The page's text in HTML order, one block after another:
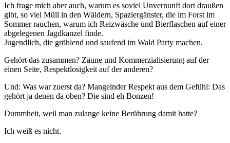
Ich frage mich aber auch, warum es soviel Unvernunft dort draußen
gibt, so viel Müll in den Wäldern, Spaziergänster, die im Forst im
Sommer rauchen, warum ich Reizwäsche und Bierflaschen auf einer
abgelegenen Jagdkanzel finde.
Jugendlich, die gröhlend und saufend im Wald Party machen.
Gehört das zusammen? Zäune und Kommerzialisierung auf der
einen Seite, Respektlosigkeit auf der anderen?
Und: Was war zuerst da? Mangelnder Respekt aus dem Gefühl: Das
gehört ja denen da oben? Die sind eh Bonzen!
Dummheit, weil man zulange keine Berührung damit hatte?
Ich weiß es nicht.